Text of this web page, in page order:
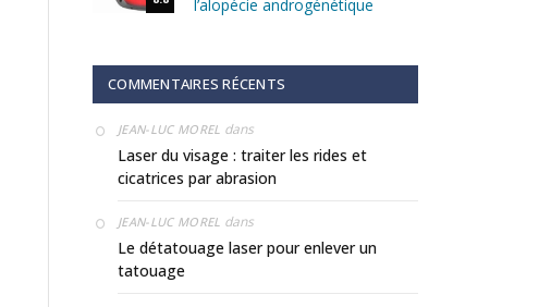
l’alopécie androgénétique
COMMENTAIRES RÉCENTS
JEAN-LUC MOREL dans
Laser du visage : traiter les rides et
cicatrices par abrasion
JEAN-LUC MOREL dans
Le détatouage laser pour enlever un
tatouage